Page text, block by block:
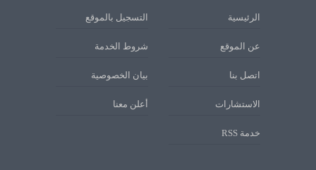
الرئيسية التسجيل بالموقع
عن الموقع شروط الخدمة
اتصل بنا بيان الخصوصية
الاستشارات أعلن معنا
خدمة RSS